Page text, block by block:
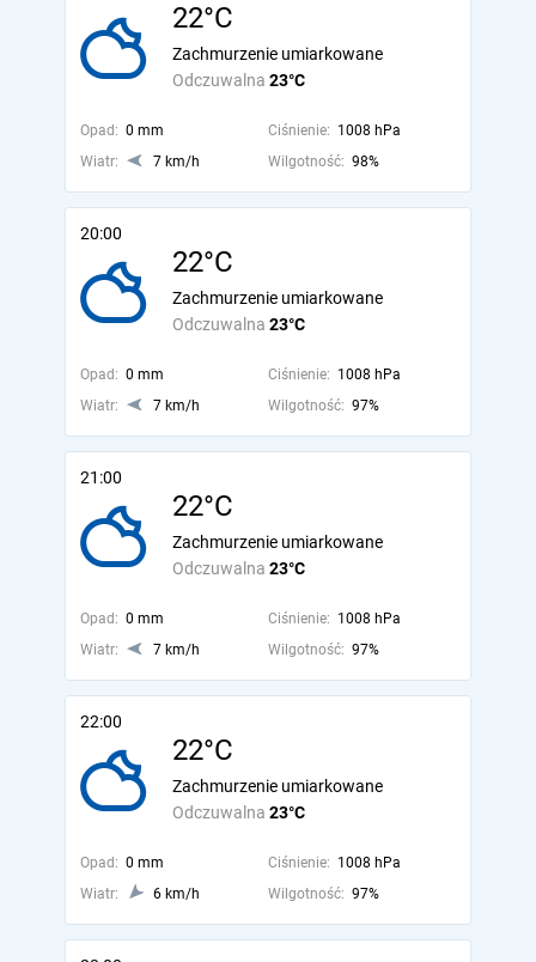
22°C
Odczuwalna 23°C
Zachmurzenie umiarkowane
Opad: 0 mm Ciśnienie: 1008 hPa
Wiatr:
7 km/h Wilgotność: 98%
20:00
22°C
Odczuwalna 23°C
Zachmurzenie umiarkowane
Opad: 0 mm Ciśnienie: 1008 hPa
Wiatr:
7 km/h Wilgotność: 97%
21:00
22°C
Odczuwalna 23°C
Zachmurzenie umiarkowane
Opad: 0 mm Ciśnienie: 1008 hPa
Wiatr:
7 km/h Wilgotność: 97%
22:00
22°C
Odczuwalna 23°C
Zachmurzenie umiarkowane
Opad: 0 mm Ciśnienie: 1008 hPa
Wiatr:
6 km/h Wilgotność: 97%